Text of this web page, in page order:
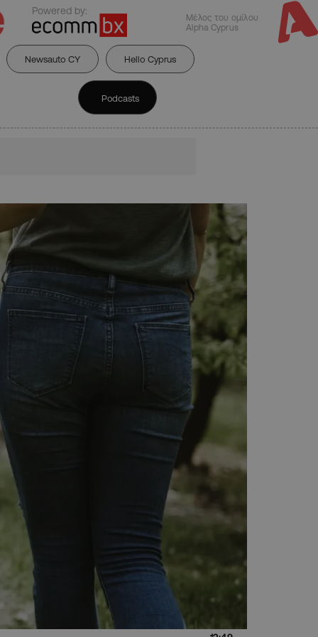
Powered by:
Μέλος του ομίλου
Alpha Cyprus
Newsauto CY Hello Cyprus
Podcasts